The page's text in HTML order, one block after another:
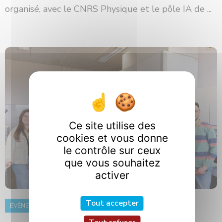
organisé, avec le CNRS Physique et le pôle IA de ...
ÉVÉNEMENT 8 juin 2026
Ce site utilise des
cookies et vous donne
le contrôle sur ceux
que vous souhaitez
activer
Tout accepter